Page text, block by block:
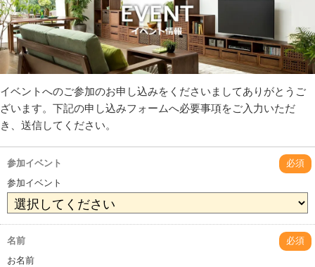
イベントへのご参加のお申し込みをくださいましてありがとうご
ざいます。下記の申し込みフォームへ必要事項をご入力いただ
き、送信してください。
参加イベント
必須
参加イベント
名前
必須
お名前